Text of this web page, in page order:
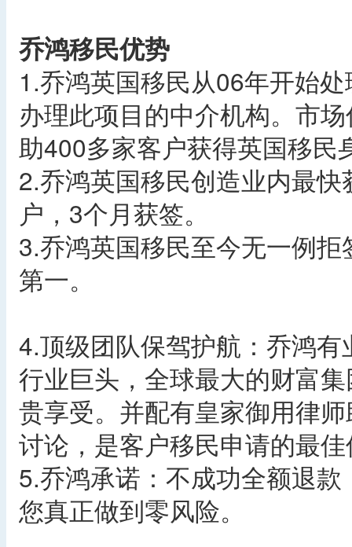
乔鸿移民优势
1.乔鸿英国移民从06年开始
办理此项目的中介机构。市
助400多家客户获得英国移民
2.乔鸿英国移民创造业内最
户，3个月获签。
3.乔鸿英国移民至今无一例
第一。
4.顶级团队保驾护航：乔鸿
行业巨头，全球最大的财富
贵享受。并配有皇家御用律
讨论，是客户移民申请的最
5.乔鸿承诺：不成功全额退
您真正做到零风险。